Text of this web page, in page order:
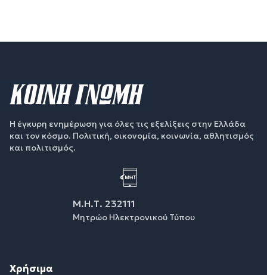
Η έγκυρη ενημέρωση για όλες τις εξελίξεις στην Ελλάδα
και τον κόσμο. Πολιτική, οικονομία, κοινωνία, αθλητισμός
και πολιτισμός.
Μ.Η.Τ. 232111
Μητρώο Ηλεκτρονικού Τύπου
Χρήσιμα